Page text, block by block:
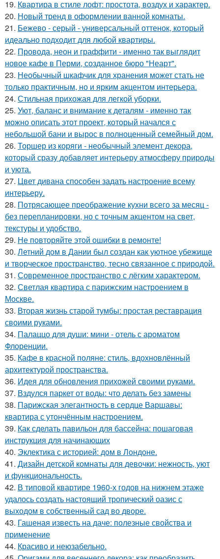
19. Квартира в стиле лофт: простота, воздух и характер.
20. Новый тренд в оформлении ванной комнаты.
21. Бежево - серый - универсальный оттенок, который
идеально подходит для любой квартиры.
22. Провода, неон и граффити - именно так выглядит
новое кафе в Перми, созданное бюро "Неарт".
23. Необычный шкафчик для хранения может стать не
только практичным, но и ярким акцентом интерьера.
24. Стильная прихожая для легкой уборки.
25. Уют, баланс и внимание к деталям - именно так
можно описать этот проект, который начался с
небольшой бани и вырос в полноценный семейный дом.
26. Торшер из коряги - необычный элемент декора,
который сразу добавляет интерьеру атмосферу природы
и уюта.
27. Цвет дивана способен задать настроение всему
интерьеру.
28. Потрясающее преображение кухни всего за месяц -
без перепланировки, но с точным акцентом на свет,
текстуры и удобство.
29. Не повторяйте этой ошибки в ремонте!
30. Летний дом в Дании был создан как уютное убежище
и творческое пространство, тесно связанное с природой.
31. Современное пространство с лёгким характером.
32. Светлая квартира с парижским настроением в
Москве.
33. Вторая жизнь старой тумбы: простая реставрация
своими руками.
34. Палаццо для души: мини - отель с ароматом
Флоренции.
35. Кафе в красной поляне: стиль, вдохновлённый
архитектурой пространства.
36. Идея для обновления прихожей своими руками.
37. Вздулся паркет от воды: что делать без замены
38. Парижская элегантность в сердце Варшавы:
квартира с утончённым настроением.
39. Как сделать павильон для бассейна: пошаговая
инструкция для начинающих
40. Эклектика с историей: дом в Лондоне.
41. Дизайн детской комнаты для девочки: нежность, уют
и функциональность.
42. В типовой квартире 1960-х годов на нижнем этаже
удалось создать настоящий тропический оазис с
выходом в собственный сад во дворе.
43. Гашеная известь на даче: полезные свойства и
применение
44. Красиво и неюзабельно.